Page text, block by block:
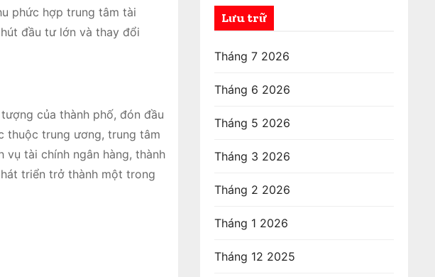
phức hợp trung tâm tài
đầu tư lớn và thay đổi
của thành phố, đón đầu
thuộc trung ương, trung tâm
tài chính ngân hàng, thành
triển trở thành một trong
Lưu trữ
Tháng 7 2026
Tháng 6 2026
Tháng 5 2026
Tháng 3 2026
Tháng 2 2026
Tháng 1 2026
Tháng 12 2025